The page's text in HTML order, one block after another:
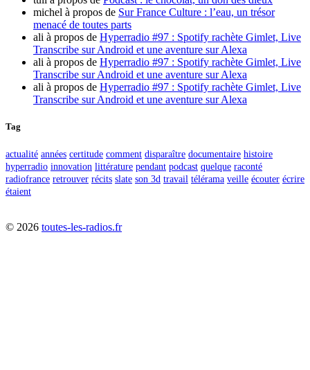
michel à propos de Sur France Culture : l’eau, un trésor
menacé de toutes parts
ali à propos de Hyperradio #97 : Spotify rachète Gimlet, Live
Transcribe sur Android et une aventure sur Alexa
ali à propos de Hyperradio #97 : Spotify rachète Gimlet, Live
Transcribe sur Android et une aventure sur Alexa
ali à propos de Hyperradio #97 : Spotify rachète Gimlet, Live
Transcribe sur Android et une aventure sur Alexa
Tag
actualité années certitude comment disparaître documentaire histoire
hyperradio innovation littérature pendant podcast quelque raconté
radiofrance retrouver récits slate son 3d travail télérama veille écouter écrire
étaient
© 2026 toutes-les-radios.fr